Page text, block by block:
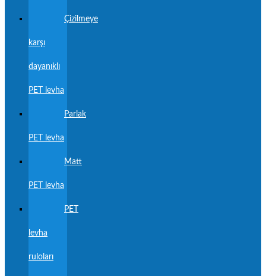
Çizilmeye
karşı
dayanıklı
PET levha
Parlak
PET levha
Matt
PET levha
PET
levha
ruloları